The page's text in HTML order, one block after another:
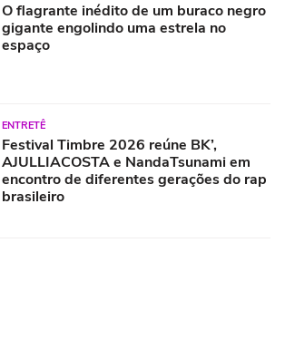
O flagrante inédito de um buraco negro
gigante engolindo uma estrela no
espaço
ENTRETÊ
Festival Timbre 2026 reúne BK’,
AJULLIACOSTA e NandaTsunami em
encontro de diferentes gerações do rap
brasileiro